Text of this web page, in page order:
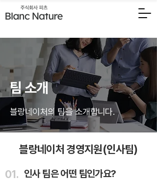
팀 소개
​블랑네이처의 팀을 소개합니다.
블랑네이처 경영지원(인사팀)
01. 인사 팀은 어떤 팀인가요?